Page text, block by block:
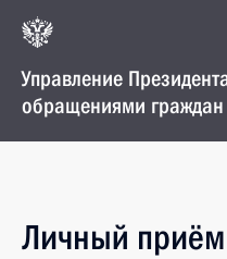
Управление
обращениями
Личный приём